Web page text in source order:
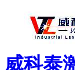
威科泰